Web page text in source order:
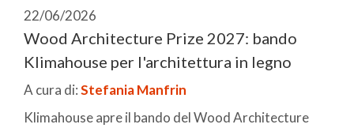
22/06/2026
Wood Architecture Prize 2027: bando
Klimahouse per l'architettura in legno
A cura di:Stefania Manfrin
Klimahouse apre il bando del Wood Architecture